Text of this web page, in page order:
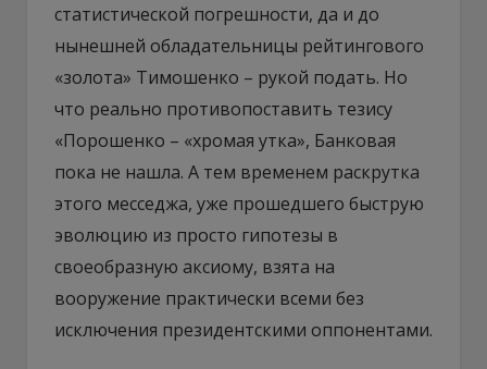
статистической погрешности, да и до
нынешней обладательницы рейтингового
«золота» Тимошенко – рукой подать. Но
что реально противопоставить тезису
«Порошенко – «хромая утка», Банковая
пока не нашла. А тем временем раскрутка
этого месседжа, уже прошедшего быструю
эволюцию из просто гипотезы в
своеобразную аксиому, взята на
вооружение практически всеми без
исключения президентскими оппонентами.